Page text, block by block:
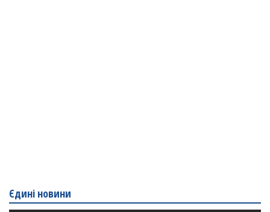
Єдині новини